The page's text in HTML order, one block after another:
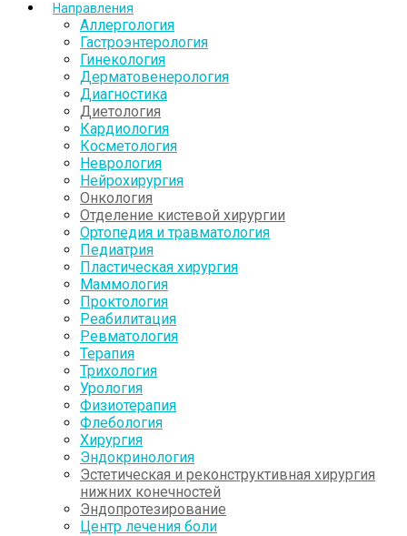
Направления
Аллергология
Гастроэнтерология
Гинекология
Дерматовенерология
Диагностика
Диетология
Кардиология
Косметология
Неврология
Нейрохирургия
Онкология
Отделение кистевой хирургии
Ортопедия и травматология
Педиатрия
Пластическая хирургия
Маммология
Проктология
Реабилитация
Ревматология
Терапия
Трихология
Урология
Физиотерапия
Флебология
Хирургия
Эндокринология
Эстетическая и реконструктивная хирургия
нижних конечностей
Эндопротезирование
Центр лечения боли